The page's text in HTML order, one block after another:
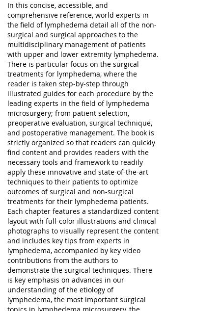
In this concise, accessible, and
comprehensive reference, world experts in
the field of lymphedema detail all of the non-
surgical and surgical approaches to the
multidisciplinary management of patients
with upper and lower extremity lymphedema.
There is particular focus on the surgical
treatments for lymphedema, where the
reader is taken step-by-step through
illustrated guides for each procedure by the
leading experts in the field of lymphedema
microsurgery; from patient selection,
preoperative evaluation, surgical technique,
and postoperative management. The book is
strictly organized so that readers can quickly
find content and provides readers with the
necessary tools and framework to readily
apply these innovative and state-of-the-art
techniques to their patients to optimize
outcomes of surgical and non-surgical
treatments for their lymphedema patients.
Each chapter features a standardized content
layout with full-color illustrations and clinical
photographs to visually represent the content
and includes key tips from experts in
lymphedema, accompanied by key video
contributions from the authors to
demonstrate the surgical techniques. There
is key emphasis on advances in our
understanding of the etiology of
lymphedema, the most important surgical